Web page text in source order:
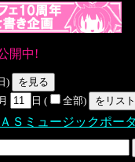
開中!
)
月 日 ( 全部)
ＡＳミュージックポー